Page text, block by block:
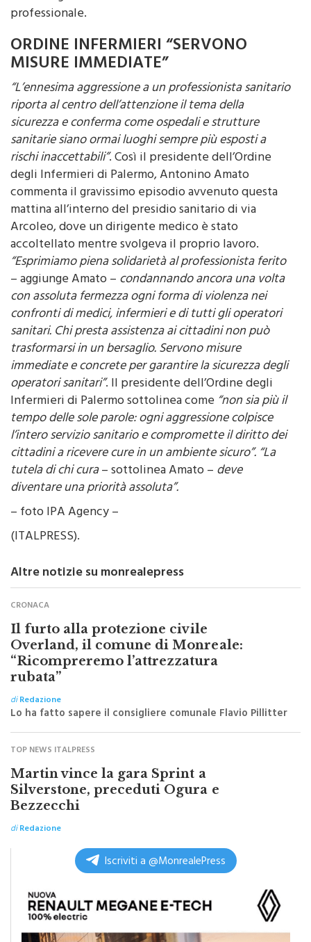
professionale.
ORDINE INFERMIERI “SERVONO
MISURE IMMEDIATE”
“L’ennesima aggressione a un professionista sanitario
riporta al centro dell’attenzione il tema della
sicurezza e conferma come ospedali e strutture
sanitarie siano ormai luoghi sempre più esposti a
rischi inaccettabili”. Così il presidente dell’Ordine
degli Infermieri di Palermo, Antonino Amato
commenta il gravissimo episodio avvenuto questa
mattina all’interno del presidio sanitario di via
Arcoleo, dove un dirigente medico è stato
accoltellato mentre svolgeva il proprio lavoro.
“Esprimiamo piena solidarietà al professionista ferito
– aggiunge Amato –condannando ancora una volta
con assoluta fermezza ogni forma di violenza nei
confronti di medici, infermieri e di tutti gli operatori
sanitari. Chi presta assistenza ai cittadini non può
trasformarsi in un bersaglio. Servono misure
immediate e concrete per garantire la sicurezza degli
operatori sanitari”. Il presidente dell’Ordine degli
Infermieri di Palermo sottolinea come “non sia più il
tempo delle sole parole: ogni aggressione colpisce
l’intero servizio sanitario e compromette il diritto dei
cittadini a ricevere cure in un ambiente sicuro”. “La
tutela di chi cura– sottolinea Amato –deve
diventare una priorità assoluta”.
– foto IPA Agency –
(ITALPRESS).
Altre notizie su monrealepress
CRONACA
Il furto alla protezione civile
Overland, il comune di Monreale:
“Ricompreremo l’attrezzatura
rubata”
diRedazione
Lo ha fatto sapere il consigliere comunale Flavio Pillitter
TOP NEWS ITALPRESS
Martin vince la gara Sprint a
Silverstone, preceduti Ogura e
Bezzecchi
diRedazione
Iscriviti a @MonrealePress